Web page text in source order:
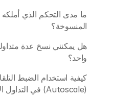
المنسوخة؟
واحد؟
(Autoscale) في التداول الاجتماعي؟